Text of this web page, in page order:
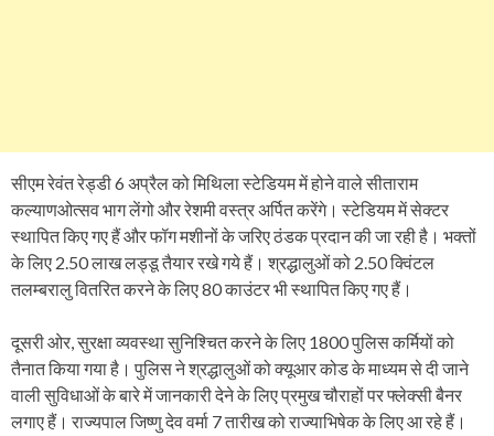
सीएम रेवंत रेड्डी 6 अप्रैल को मिथिला स्टेडियम में होने वाले सीताराम
कल्याणओत्सव भाग लेंगो और रेशमी वस्त्र अर्पित करेंगे। स्टेडियम में सेक्टर
स्थापित किए गए हैं और फॉग मशीनों के जरिए ठंडक प्रदान की जा रही है। भक्तों
के लिए 2.50 लाख लड्डू तैयार रखे गये हैं। श्रद्धालुओं को 2.50 क्विंटल
तलम्बरालु वितरित करने के लिए 80 काउंटर भी स्थापित किए गए हैं।
दूसरी ओर, सुरक्षा व्यवस्था सुनिश्चित करने के लिए 1800 पुलिस कर्मियों को
तैनात किया गया है। पुलिस ने श्रद्धालुओं को क्यूआर कोड के माध्यम से दी जाने
वाली सुविधाओं के बारे में जानकारी देने के लिए प्रमुख चौराहों पर फ्लेक्सी बैनर
लगाए हैं। राज्यपाल जिष्णु देव वर्मा 7 तारीख को राज्याभिषेक के लिए आ रहे हैं।